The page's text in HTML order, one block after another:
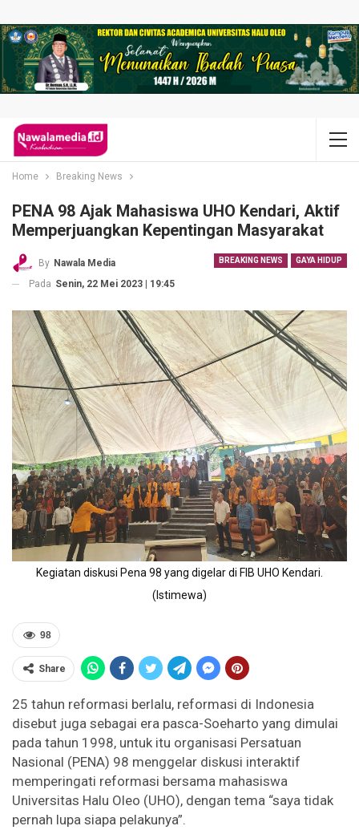
Home Breaking News
PENA 98 Ajak Mahasiswa UHO Kendari, Aktif
Memperjuangkan Kepentingan Masyarakat
BREAKING NEWS GAYA HIDUP
By Nawala Media
Pada Senin, 22 Mei 2023 | 19:45
Kegiatan diskusi Pena 98 yang digelar di FIB UHO Kendari.
(Istimewa)
98
Share
25 tahun reformasi berlalu, reformasi di Indonesia
disebut juga sebagai era pasca-Soeharto yang dimulai
pada tahun 1998, untuk itu organisasi Persatuan
Nasional (PENA) 98 menggelar diskusi interaktif
memperingati reformasi bersama mahasiswa
Universitas Halu Oleo (UHO), dengan tema “saya tidak
pernah lupa siapa pelakunya”.